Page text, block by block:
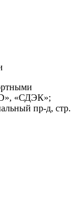
«СДЭК»;
пр-д, стр.